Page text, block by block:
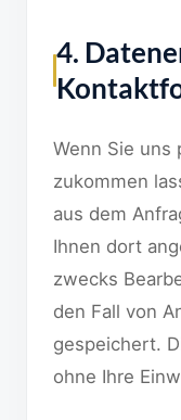
4.
Wenn Sie uns
zukommen
aus dem
Ihnen dort
zwecks
den Fall von
gespeichert.
ohne Ihre